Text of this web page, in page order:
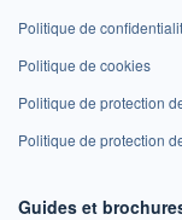
Politique de
Politique de cookies
Politique de protection
Politique de protection
Guides et